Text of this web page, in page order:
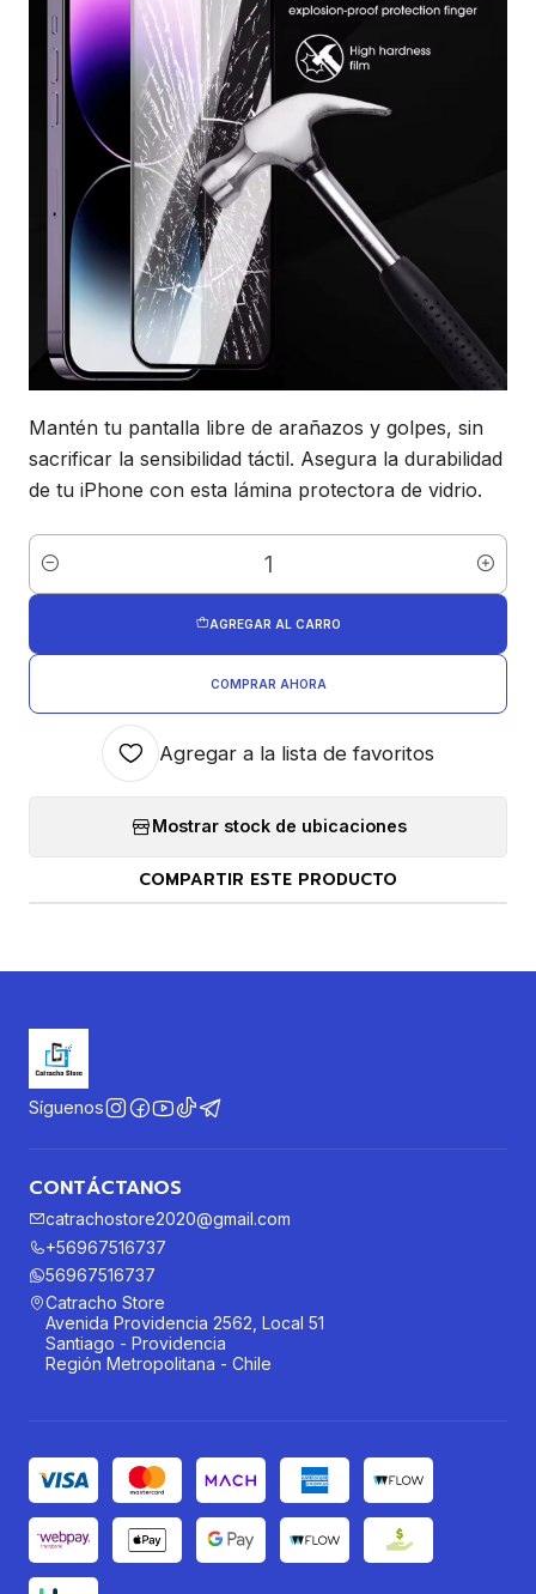
Mantén tu pantalla libre de arañazos y golpes, sin
sacrificar la sensibilidad táctil. Asegura la durabilidad
de tu iPhone con esta lámina protectora de vidrio.
Cantidad
AGREGAR AL CARRO
COMPRAR AHORA
Agregar a la lista de favoritos
Mostrar stock de ubicaciones
COMPARTIR ESTE PRODUCTO
Síguenos
CONTÁCTANOS
catrachostore2020@gmail.com
+56967516737
56967516737
Catracho Store
Avenida Providencia 2562, Local 51
Santiago - Providencia
Región Metropolitana - Chile